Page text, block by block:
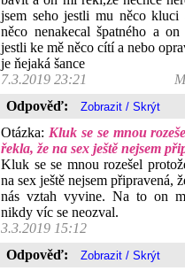
jsem seho jestli mu něco
něco nenakecal špatného a
jestli ke mě něco cítí a nebo
je ňejaká šance
7.3.2019 23:21
Odpověď:
Otázka: Kluk se se mnou
řekla, že na sex ještě nejsem
Kluk se se mnou rozešel
na sex ještě nejsem připravená,
nás vztah vyvine. Na to on
nikdy víc se neozval.
3.3.2019 15:12
Odpověď: